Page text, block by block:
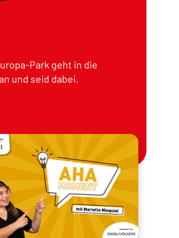
Park geht in die
und seid dabei.